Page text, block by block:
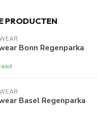
PRODUCTEN
Bonn Regenparka
Basel Regenparka